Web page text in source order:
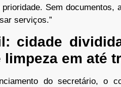
Sem documentos,
serviços.”
cidade
em até
do secretário, o